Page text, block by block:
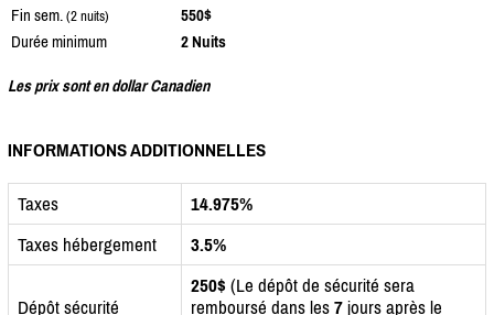
Fin sem. (2 nuits)
550$
Durée minimum
2 Nuits
Les prix sont en dollar Canadien
INFORMATIONS ADDITIONNELLES
Taxes
14.975%
Taxes hébergement
3.5%
Dépôt sécurité
250$ (Le dépôt de sécurité sera
remboursé dans les 7 jours après le